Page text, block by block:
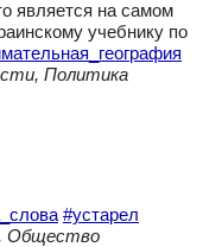
является на самом
учебнику по
Политика
#устарел
Общество